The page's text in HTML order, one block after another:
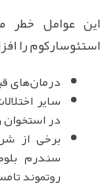
این عوامل خطر
استئوسارکوم را
درمان‌های
سایر
در استخوان
برخی از
سندرم
روتموند